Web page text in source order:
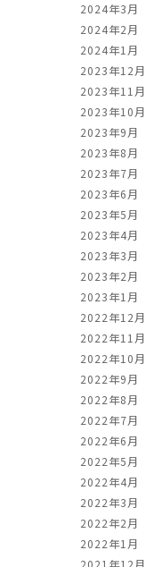
2024年3月
2024年2月
2024年1月
2023年12月
2023年11月
2023年10月
2023年9月
2023年8月
2023年7月
2023年6月
2023年5月
2023年4月
2023年3月
2023年2月
2023年1月
2022年12月
2022年11月
2022年10月
2022年9月
2022年8月
2022年7月
2022年6月
2022年5月
2022年4月
2022年3月
2022年2月
2022年1月
2021年12月